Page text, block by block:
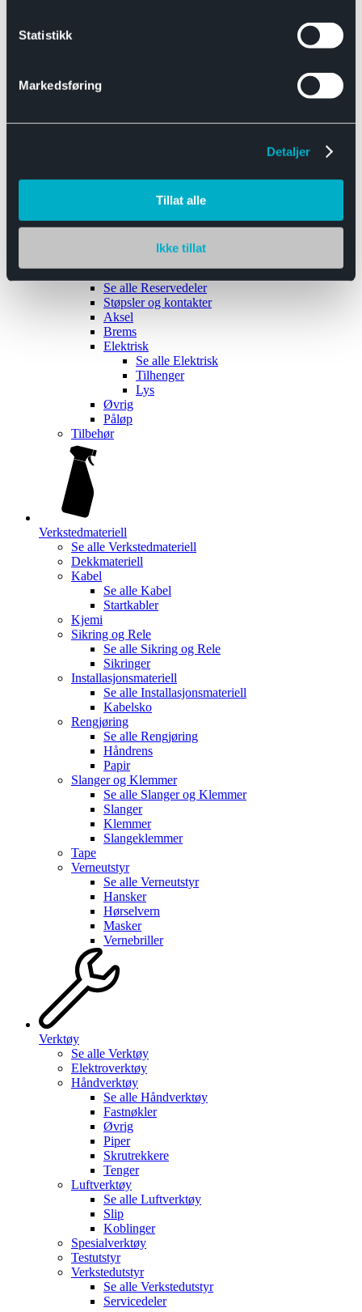
Statistikk
Markedsføring
Detaljer
Tillat alle
Ikke tillat
Båthengere
Reservedeler
Se alle Reservedeler
Støpsler og kontakter
Aksel
Brems
Elektrisk
Se alle Elektrisk
Tilhenger
Lys
Øvrig
Påløp
Tilbehør
Verkstedmateriell
Se alle Verkstedmateriell
Dekkmateriell
Kabel
Se alle Kabel
Startkabler
Kjemi
Sikring og Rele
Se alle Sikring og Rele
Sikringer
Installasjonsmateriell
Se alle Installasjonsmateriell
Kabelsko
Rengjøring
Se alle Rengjøring
Håndrens
Papir
Slanger og Klemmer
Se alle Slanger og Klemmer
Slanger
Klemmer
Slangeklemmer
Tape
Verneutstyr
Se alle Verneutstyr
Hansker
Hørselvern
Masker
Vernebriller
Verktøy
Se alle Verktøy
Elektroverktøy
Håndverktøy
Se alle Håndverktøy
Fastnøkler
Øvrig
Piper
Skrutrekkere
Tenger
Luftverktøy
Se alle Luftverktøy
Slip
Koblinger
Spesialverktøy
Testutstyr
Verkstedutstyr
Se alle Verkstedutstyr
Servicedeler